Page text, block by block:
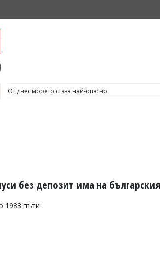
България е №1 в ЕС по пушене на цигари
без депозит има на
1983 пъти